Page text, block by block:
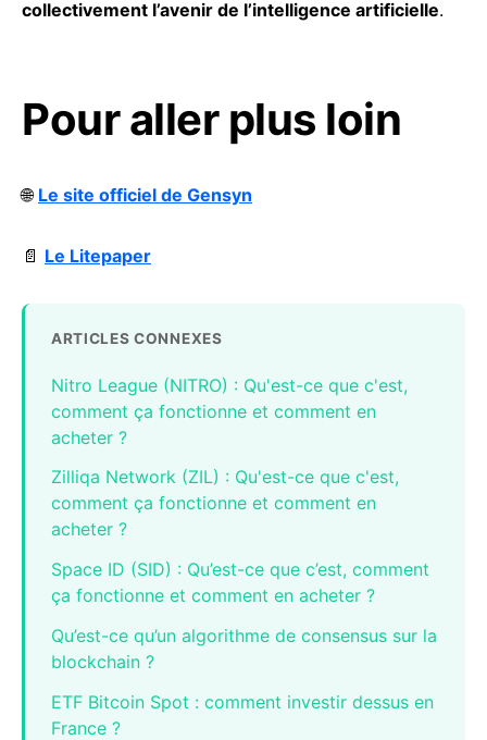
collectivement l’avenir de l’intelligence artificielle.
Pour aller plus loin
🌐 Le site officiel de Gensyn
📄 Le Litepaper
ARTICLES CONNEXES
Nitro League (NITRO) : Qu'est-ce que c'est,
comment ça fonctionne et comment en
acheter ?
Zilliqa Network (ZIL) : Qu'est-ce que c'est,
comment ça fonctionne et comment en
acheter ?
Space ID (SID) : Qu’est-ce que c’est, comment
ça fonctionne et comment en acheter ?
Qu’est-ce qu’un algorithme de consensus sur la
blockchain ?
ETF Bitcoin Spot : comment investir dessus en
France ?